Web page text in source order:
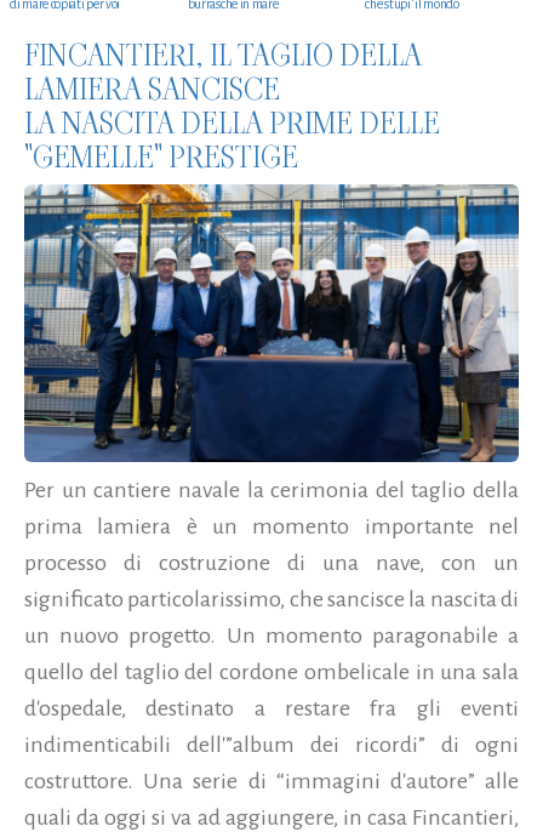
di mare copiati per voi
burrasche in mare
che stupi' il mondo
FINCANTIERI, IL TAGLIO DELLA
LAMIERA SANCISCE
LA NASCITA DELLA PRIME DELLE
"GEMELLE" PRESTIGE
Per un cantiere navale la cerimonia del taglio della
prima lamiera è un momento importante nel
processo di costruzione di una nave, con un
significato particolarissimo, che sancisce la nascita di
un nuovo progetto. Un momento paragonabile a
quello del taglio del cordone ombelicale in una sala
d'ospedale, destinato a restare fra gli eventi
indimenticabili dell'”album dei ricordi” di ogni
costruttore. Una serie di “immagini d'autore” alle
quali da oggi si va ad aggiungere, in casa Fincantieri,